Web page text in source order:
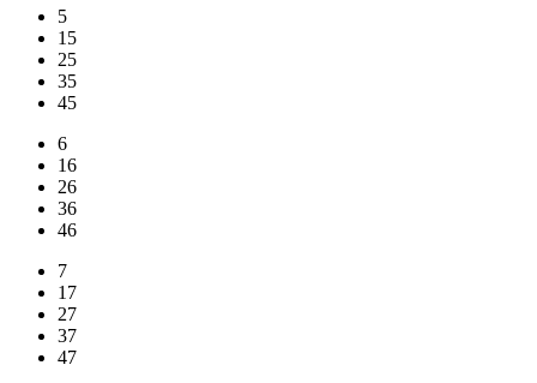
5
15
25
35
45
6
16
26
36
46
7
17
27
37
47